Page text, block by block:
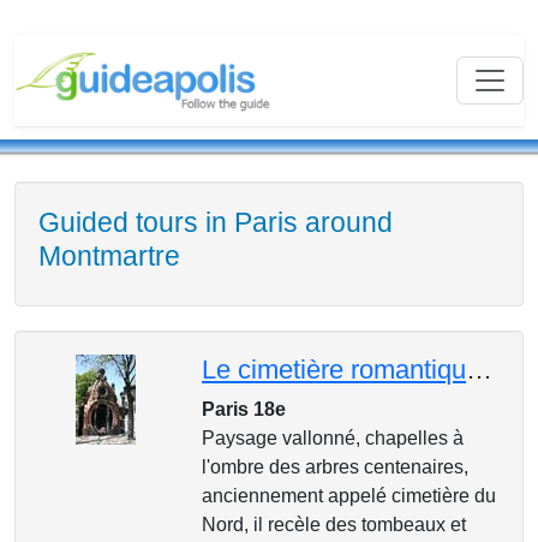
Guided tours in Paris around
Montmartre
Le cimetière romantique de Montmartre
Paris 18e
Paysage vallonné, chapelles à
l'ombre des arbres centenaires,
anciennement appelé cimetière du
Nord, il recèle des tombeaux et